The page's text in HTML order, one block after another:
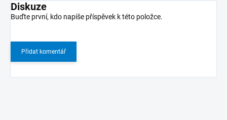
Diskuze
Buďte první, kdo napíše příspěvek k této položce.
Přidat komentář